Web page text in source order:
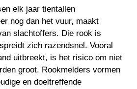
elk jaar tientallen
nog dan het vuur, maakt
slachtoffers. Die rook is
zich razendsnel. Vooral
uitbreekt, is het risico om niet
groot. Rookmelders vormen
en doeltreffende